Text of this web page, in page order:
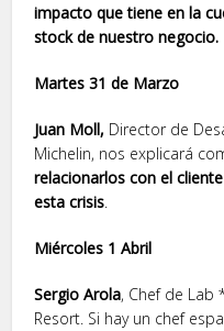
impacto que tiene en la
stock de nuestro negocio.
Martes 31 de Marzo
Juan Moll, Director de
Michelin, nos explicará
relacionarlos con el
esta crisis.
Miércoles 1 Abril
Sergio Arola, Chef de Lab
Resort. Si hay un chef